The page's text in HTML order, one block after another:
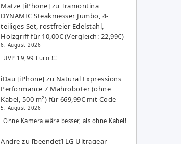
Matze [iPhone] zuTramontina
DYNAMIC Steakmesser Jumbo, 4-
teiliges Set, rostfreier Edelstahl,
Holzgriff für 10,00€ (Vergleich: 22,99€)
6. August 2026
UVP 19,99 Euro !!!
iDau [iPhone] zu Natural Expressions
Performance 7 Mähroboter (ohne
Kabel, 500 m²) für 669,99€ mit Code
5. August 2026
Ohne Kamera wäre besser, als ohne Kabel!
Andre zu [beendet] LG Ultragear